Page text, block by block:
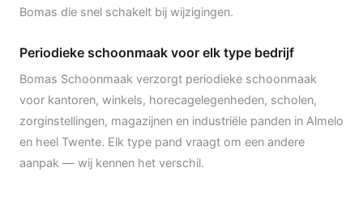
Bomas die snel schakelt bij wijzigingen.
Periodieke schoonmaak voor elk type bedrijf
Bomas Schoonmaak verzorgt periodieke schoonmaak
voor kantoren, winkels, horecagelegenheden, scholen,
zorginstellingen, magazijnen en industriële panden in Almelo
en heel Twente. Elk type pand vraagt om een andere
aanpak — wij kennen het verschil.